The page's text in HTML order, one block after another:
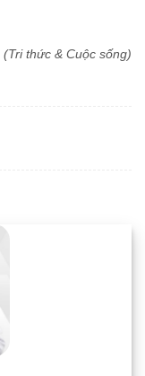
(Tri thức & Cuộc sống)